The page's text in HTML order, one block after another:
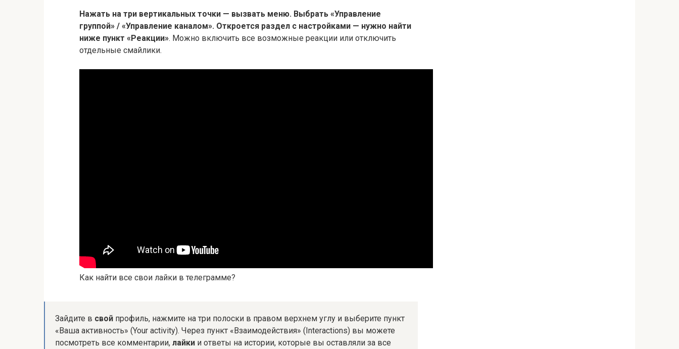
Нажать на три вертикальных точки — вызвать меню. Выбрать «Управление
группой» / «Управление каналом». Откроется раздел с настройками — нужно найти
ниже пункт «Реакции». Можно включить все возможные реакции или отключить
отдельные смайлики.
Как найти все свои лайки в телеграмме?
Зайдите в свой профиль, нажмите на три полоски в правом верхнем углу и выберите пункт
«Ваша активность» (Your activity). Через пункт «Взаимодействия» (Interactions) вы можете
посмотреть все комментарии, лайки и ответы на истории, которые вы оставляли за все